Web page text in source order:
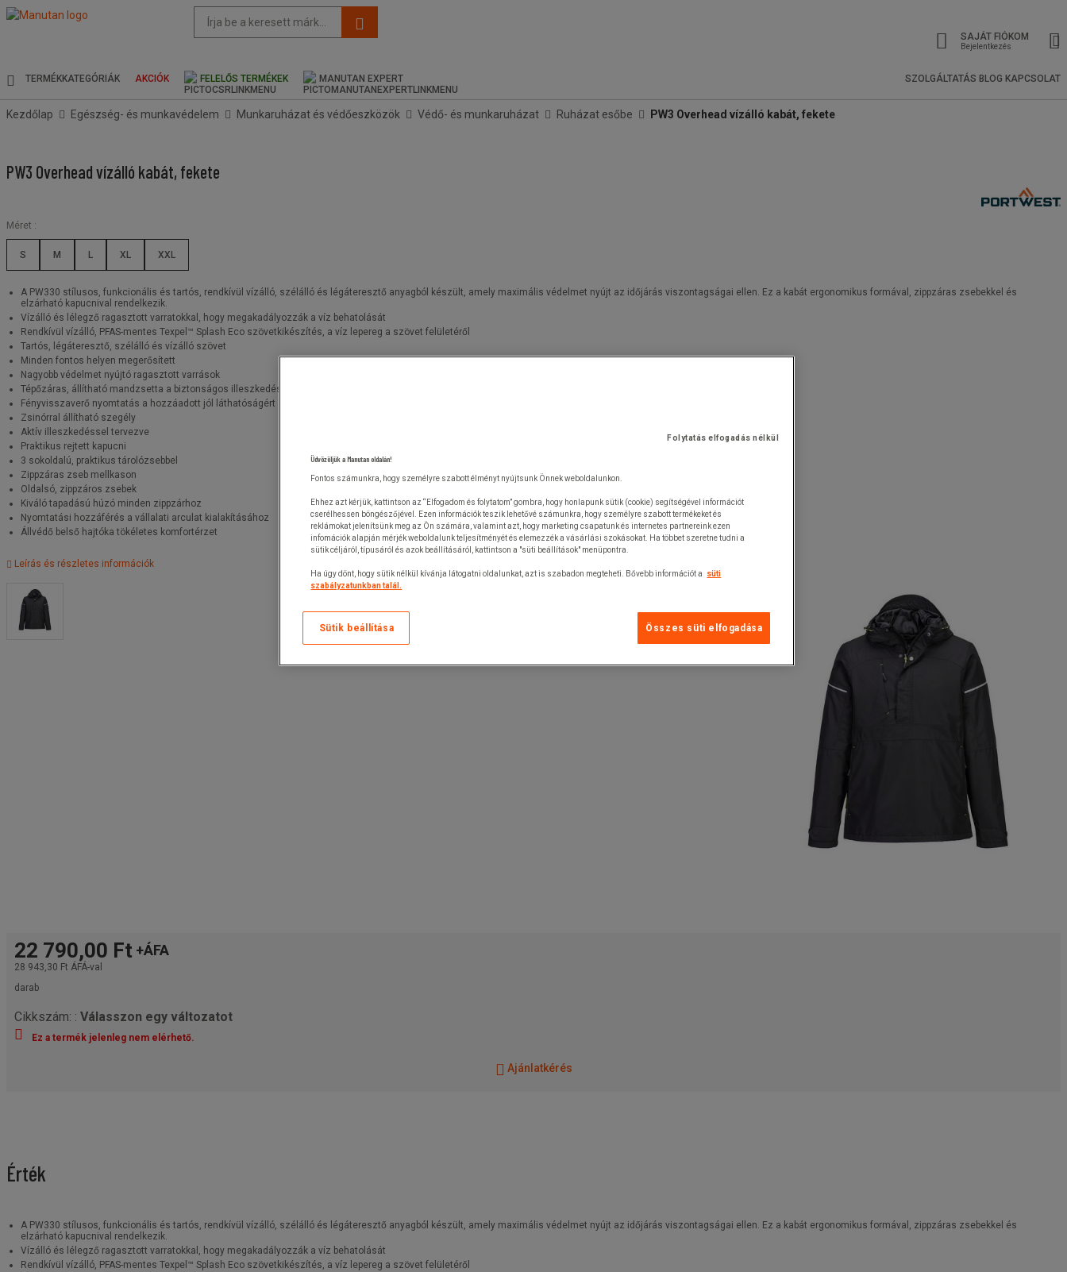
oldal
és
keresési
előzmények
SAJÁT FIÓKOM
Bejelentkezés
TERMÉKKATEGÓRIÁK AKCIÓK FELELŐS TERMÉKEK MANUTAN EXPERT SZOLGÁLTATÁS BLOG KAPCSOLAT
Kezdőlap Egészség- és munkavédelem Munkaruházat és védőeszközök Védő- és munkaruházat Ruházat esőbe PW3 Overhead vízálló kabát, fekete
PW3 Overhead vízálló kabát, fekete
Méret :
S M L XL XXL
A PW330 stílusos, funkcionális és tartós, rendkívül vízálló, szélálló és légáteresztő anyagból készült, amely maximális védelmet nyújt az időjárás viszontagságai ellen. Ez a kabát ergonomikus formával, zippzáras zsebekkel és
elzárható kapucnival rendelkezik.
Vízálló és lélegző ragasztott varratokkal, hogy megakadályozzák a víz behatolását
Rendkívül vízálló, PFAS-mentes Texpel™ Splash Eco szövetkikészítés, a víz lepereg a szövet felületéről
Tartós, légáteresztő, szélálló és vízálló szövet
Minden fontos helyen megerősített
Nagyobb védelmet nyújtó ragasztott varrások
Tépőzáras, állítható mandzsetta a biztonságos illeszkedésért
Fényvisszaverő nyomtatás a hozzáadott jól láthatóságért
Zsinórral állítható szegély
Aktív illeszkedéssel tervezve
Praktikus rejtett kapucni
3 sokoldalú, praktikus tárolózsebbel
Zippzáras zseb mellkason
Oldalsó, zippzáros zsebek
Kiváló tapadású húzó minden zippzárhoz
Nyomtatási hozzáférés a vállalati arculat kialakításához
Állvédő belső hajtóka tökéletes komfortérzet
Leírás és részletes információk
22 790,00 Ft +ÁFA
28 943,30 Ft ÁFÁ-val
darab
Cikkszám: : Válasszon egy változatot
Ez a termék jelenleg nem elérhető.
Ajánlatkérés
Érték
A PW330 stílusos, funkcionális és tartós, rendkívül vízálló, szélálló és légáteresztő anyagból készült, amely maximális védelmet nyújt az időjárás viszontagságai ellen. Ez a kabát ergonomikus formával, zippzáras zsebekkel és
elzárható kapucnival rendelkezik.
Vízálló és lélegző ragasztott varratokkal, hogy megakadályozzák a víz behatolását
Rendkívül vízálló, PFAS-mentes Texpel™ Splash Eco szövetkikészítés, a víz lepereg a szövet felületéről
Folytatás elfogadás nélkül
Üdvözöljük a Manutan oldalán!
Fontos számunkra, hogy személyre szabott élményt nyújtsunk Önnek weboldalunkon.
Ehhez azt kérjük, kattintson az “Elfogadom és folytatom” gombra, hogy honlapunk sütik (cookie) segítségével információt
cserélhessen böngészőjével. Ezen információk teszik lehetővé számunkra, hogy személyre szabott termékeket és
reklámokat jelenítsünk meg az Ön számára, valamint azt, hogy marketing csapatunk és internetes partnereink ezen
infomációk alapján mérjék weboldalunk teljesítményét és elemezzék a vásárlási szokásokat. Ha többet szeretne tudni a
sütik céljáról, típusáról és azok beállításáról, kattintson a "süti beállítások" menüpontra.
Ha úgy dönt, hogy sütik nélkül kívánja látogatni oldalunkat, azt is szabadon megteheti. Bővebb információt a
süti
szabályzatunkban talál.
Összes süti elfogadása
Sütik beállítása